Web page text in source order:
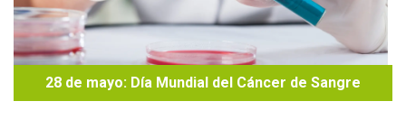
28 de mayo: Día Mundial del Cáncer de Sangre